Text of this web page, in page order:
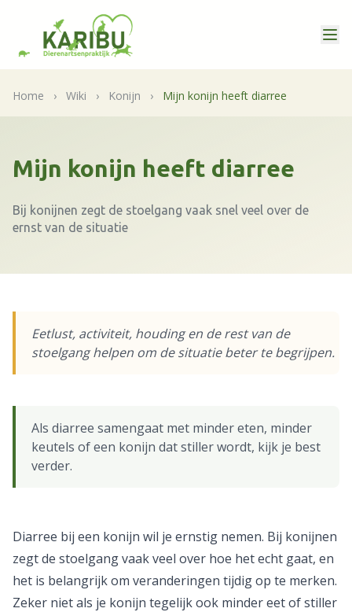
Home › Wiki › Konijn › Mijn konijn heeft diarree
Mijn konijn heeft diarree
Bij konijnen zegt de stoelgang vaak snel veel over de
ernst van de situatie
Eetlust, activiteit, houding en de rest van de
stoelgang helpen om de situatie beter te begrijpen.
Als diarree samengaat met minder eten, minder
keutels of een konijn dat stiller wordt, kijk je best
verder.
Diarree bij een konijn wil je ernstig nemen. Bij konijnen
zegt de stoelgang vaak veel over hoe het echt gaat, en
het is belangrijk om veranderingen tijdig op te merken.
Zeker niet als je konijn tegelijk ook minder eet of stiller